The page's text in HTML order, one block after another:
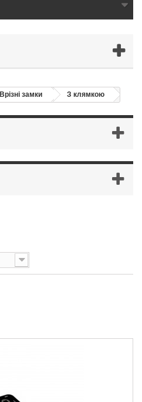
Врізні замки З клямкою